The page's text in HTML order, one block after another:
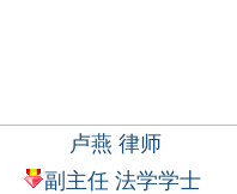
卢燕 律师
副主任 法学学士